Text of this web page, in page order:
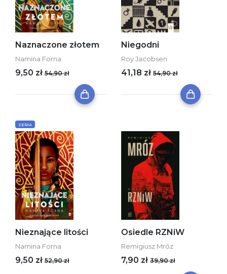
Naznaczone złotem
Namina Forna
9,50 zł 54,90 zł
Niegodni
Roy Jacobsen
41,18 zł 54,90 zł
SERIA
Nieznające litości
Namina Forna
9,50 zł 52,90 zł
Osiedle RZNiW
Remigiusz Mróz
7,90 zł 39,90 zł